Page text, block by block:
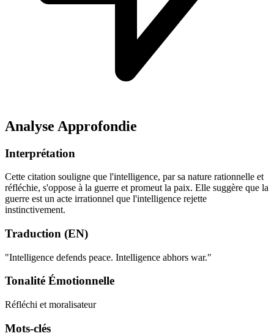
Analyse Approfondie
Interprétation
Cette citation souligne que l'intelligence, par sa nature rationnelle et
réfléchie, s'oppose à la guerre et promeut la paix. Elle suggère que la
guerre est un acte irrationnel que l'intelligence rejette
instinctivement.
Traduction (EN)
"Intelligence defends peace. Intelligence abhors war."
Tonalité Émotionnelle
Réfléchi et moralisateur
Mots-clés